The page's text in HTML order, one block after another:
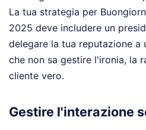
La tua strategia per
2025 deve includere un
delegare la tua reputazione a
che non sa gestire l'ironia, la
cliente vero.
Gestire l'interazione